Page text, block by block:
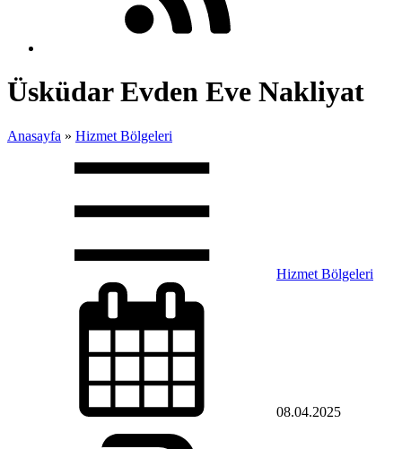
Üsküdar Evden Eve Nakliyat
Anasayfa » Hizmet Bölgeleri
Hizmet Bölgeleri
08.04.2025